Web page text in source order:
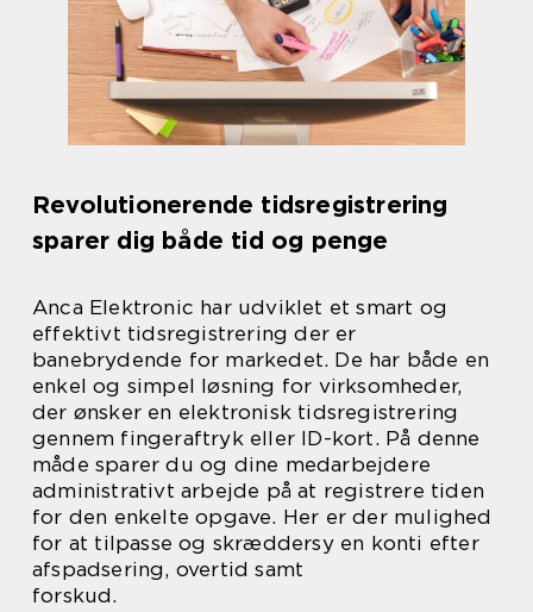
Revolutionerende tidsregistrering
sparer dig både tid og penge
Anca Elektronic har udviklet et smart og
effektivt tidsregistrering der er
banebrydende for markedet. De har både en
enkel og simpel løsning for virksomheder,
der ønsker en elektronisk tidsregistrering
gennem fingeraftryk eller ID-kort. På denne
måde sparer du og dine medarbejdere
administrativt arbejde på at registrere tiden
for den enkelte opgave. Her er der mulighed
for at tilpasse og skræddersy en konti efter
afspadsering, overtid samt
forskud.